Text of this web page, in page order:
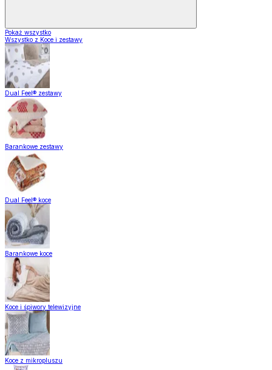
Pokaż wszystko
Wszystko z Koce i zestawy
Dual Feel® zestawy
Barankowe zestawy
Dual Feel® koce
Barankowe koce
Koce i śpiwory telewizyjne
Koce z mikropluszu